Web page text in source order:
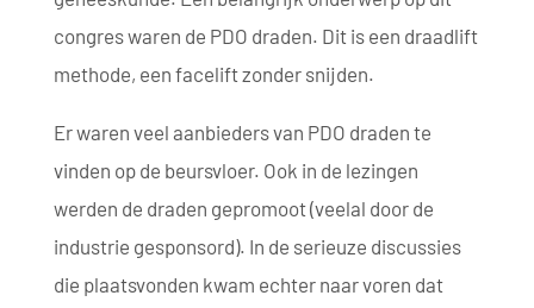
congres waren de PDO draden. Dit is een draadlift
methode, een facelift zonder snijden.
Er waren veel aanbieders van PDO draden te
vinden op de beursvloer. Ook in de lezingen
werden de draden gepromoot (veelal door de
industrie gesponsord). In de serieuze discussies
die plaatsvonden kwam echter naar voren dat